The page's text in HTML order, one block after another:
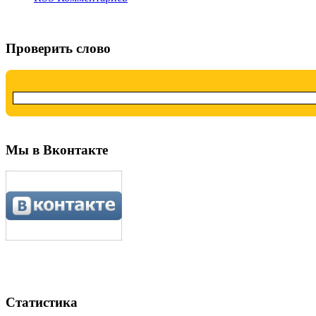
Проверить слово
Мы в Вконтакте
Статистика